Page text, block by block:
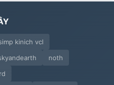
kinich vcl
noth